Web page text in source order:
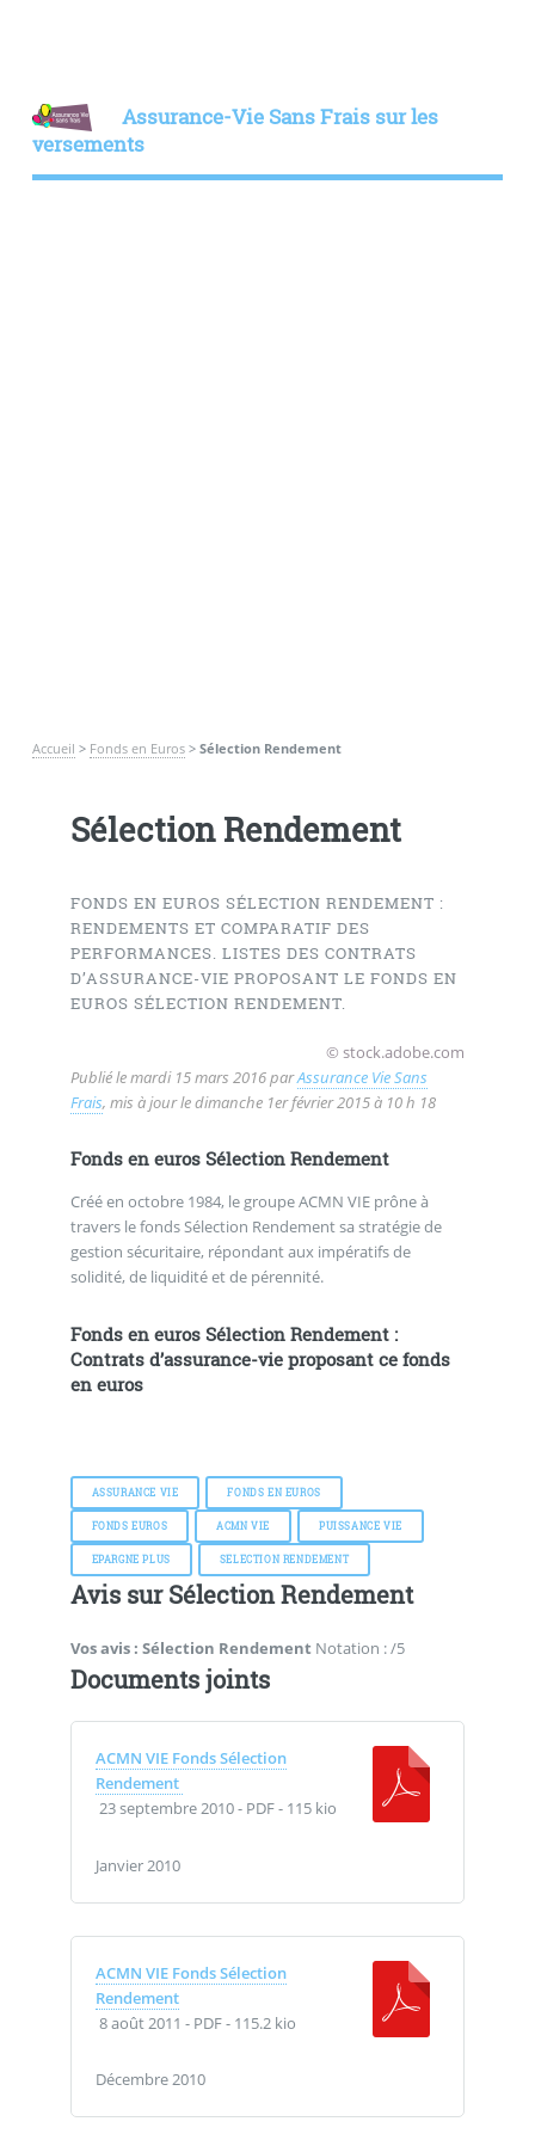
Assurance-Vie Sans Frais sur les
versements
Accueil > Fonds en Euros> Sélection Rendement
Sélection Rendement
FONDS EN EUROS SÉLECTION RENDEMENT :
RENDEMENTS ET COMPARATIF DES
PERFORMANCES. LISTES DES CONTRATS
D’ASSURANCE-VIE PROPOSANT LE FONDS EN
EUROS SÉLECTION RENDEMENT.
© stock.adobe.com
Publié lemardi 15 mars 2016parAssurance Vie Sans
Frais, mis à jour ledimanche 1er février 2015 à 10 h 18
Fonds en euros Sélection Rendement
Créé en octobre 1984, le groupe ACMN VIE prône à
travers le fonds Sélection Rendement sa stratégie de
gestion sécuritaire, répondant aux impératifs de
solidité, de liquidité et de pérennité.
Fonds en euros Sélection Rendement :
Contrats d’assurance-vie proposant ce fonds
en euros
ASSURANCE VIE FONDS EN EUROS
FONDS EUROS ACMN VIE PUISSANCE VIE
EPARGNE PLUS SELECTION RENDEMENT
Avis sur Sélection Rendement
Vos avis : Sélection Rendement Notation : /5
Documents joints
ACMN VIE Fonds Sélection
Rendement
23 septembre 2010- PDF- 115 kio
Janvier 2010
ACMN VIE Fonds Sélection
Rendement
8 août 2011 - PDF- 115.2 kio
Décembre 2010